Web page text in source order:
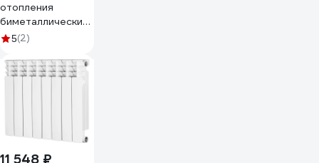
отопления
биметаллический
СОЛУР Solur
секций BMET08
5(2)
11 548 ₽